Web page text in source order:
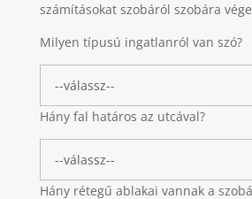
számításokat szobáról szobára
Milyen típusú ingatlanról van szó?
Hány fal határos az utcával?
Hány rétegű ablakai vannak a